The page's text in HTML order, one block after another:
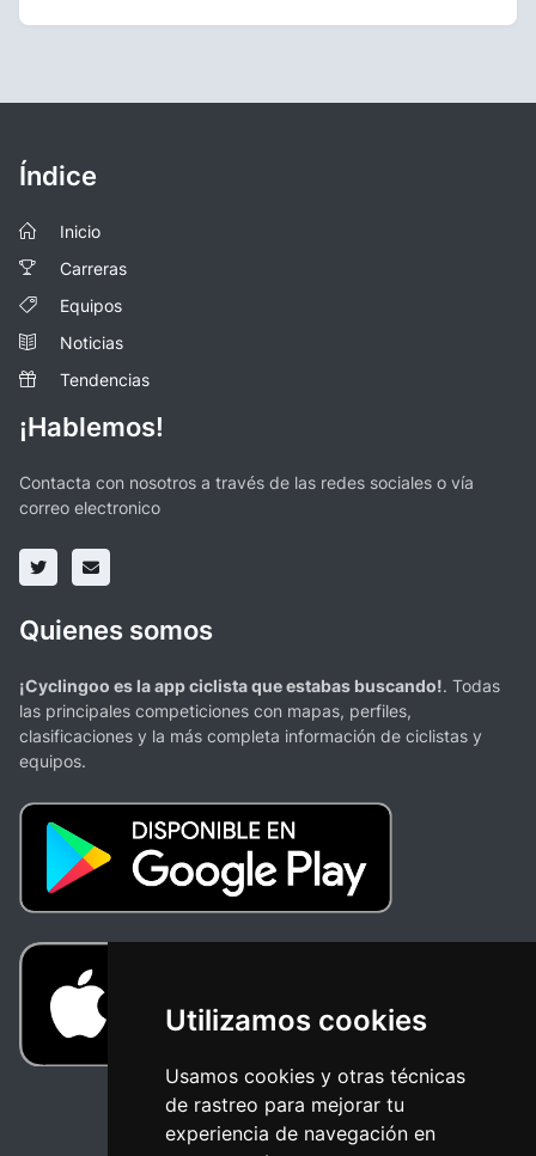
Utilizamos cookies
Usamos cookies y otras técnicas
de rastreo para mejorar tu
experiencia de navegación en
Índice
Inicio
Carreras
Equipos
Noticias
Tendencias
¡Hablemos!
Contacta con nosotros a través de las redes sociales o vía
correo electronico
Quienes somos
¡Cyclingoo es la app ciclista que estabas buscando!. Todas
las principales competiciones con mapas, perfiles,
clasificaciones y la más completa información de ciclistas y
equipos.